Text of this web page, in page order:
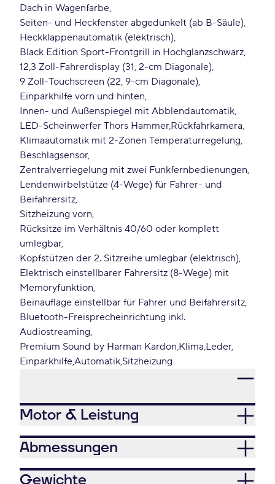
Dach in Wagenfarbe
Seiten- und Heckfenster abgedunkelt (ab B-Säule)
Heckklappenautomatik (elektrisch)
Black Edition Sport-Frontgrill in Hochglanzschwarz
12 3 Zoll-Fahrerdisplay (31, 2-cm Diagonale)
9 Zoll-Touchscreen (22, 9-cm Diagonale)
Einparkhilfe vorn und hinten
Innen- und Außenspiegel mit Abblendautomatik
LED-Scheinwerfer Thors Hammer Rückfahrkamera
Klimaautomatik mit 2-Zonen Temperaturregelung
Beschlagsensor
Zentralverriegelung mit zwei Funkfernbedienungen
Lendenwirbelstütze (4-Wege) für Fahrer- und
Beifahrersitz
Sitzheizung vorn
Rücksitze im Verhältnis 40/60 oder komplett
umlegbar
Kopfstützen der 2. Sitzreihe umlegbar (elektrisch)
Elektrisch einstellbarer Fahrersitz (8-Wege) mit
Memoryfunktion
Beinauflage einstellbar für Fahrer und Beifahrersitz
Bluetooth-Freisprecheinrichtung inkl.
Audiostreaming
Premium Sound by Harman Kardon Klima Leder
EinparkhilfeAutomatik Sitzheizung
Motor & Leistung
Abmessungen